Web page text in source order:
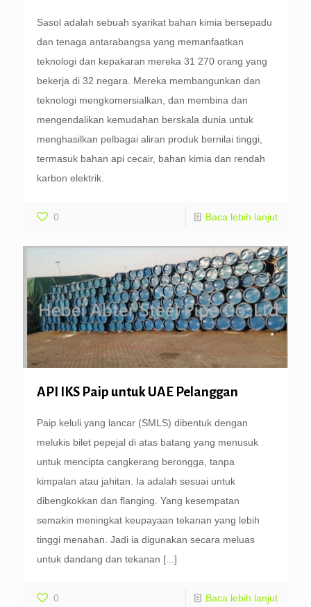
Sasol adalah sebuah syarikat bahan kimia bersepadu
dan tenaga antarabangsa yang memanfaatkan
teknologi dan kepakaran mereka 31 270 orang yang
bekerja di 32 negara. Mereka membangunkan dan
teknologi mengkomersialkan, dan membina dan
mengendalikan kemudahan berskala dunia untuk
menghasilkan pelbagai aliran produk bernilai tinggi,
termasuk bahan api cecair, bahan kimia dan rendah
karbon elektrik.
0 Baca lebih lanjut
API IKS Paip untuk UAE Pelanggan
Paip keluli yang lancar (SMLS) dibentuk dengan
melukis bilet pepejal di atas batang yang menusuk
untuk mencipta cangkerang berongga, tanpa
kimpalan atau jahitan. Ia adalah sesuai untuk
dibengkokkan dan flanging. Yang kesempatan
semakin meningkat keupayaan tekanan yang lebih
tinggi menahan. Jadi ia digunakan secara meluas
untuk dandang dan tekanan [...]
0 Baca lebih lanjut